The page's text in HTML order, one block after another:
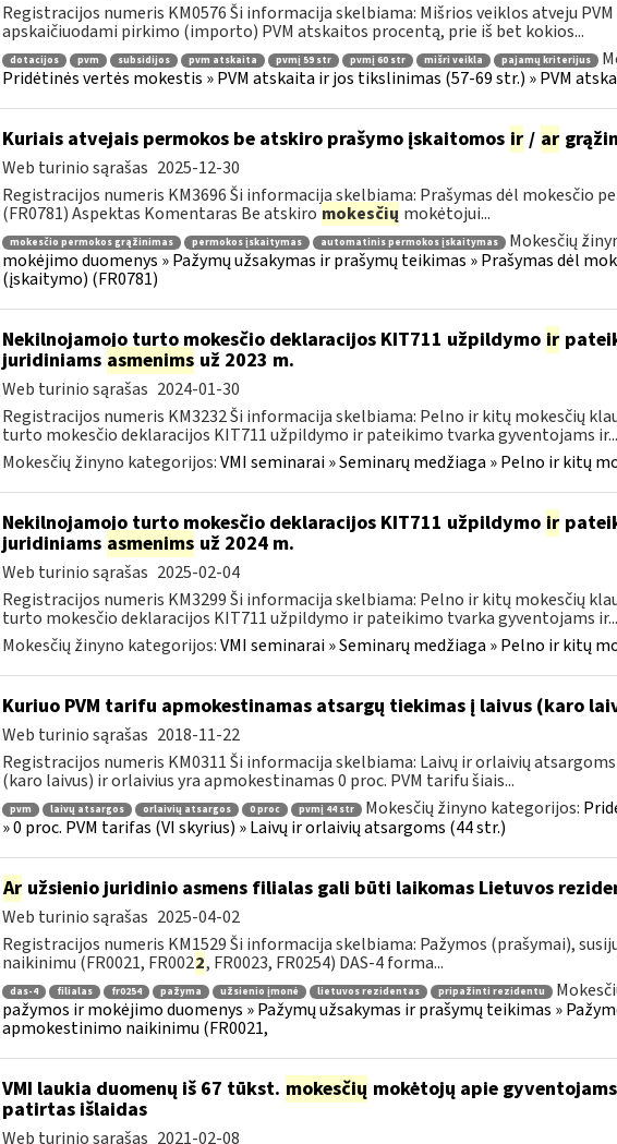
Registracijos numeris KM0576 Ši informacija skelbiama: Mišrios veiklos atveju
apskaičiuodami pirkimo (importo) PVM atskaitos procentą, prie iš bet kokios...
dotacijos pvm subsidijos pvm atskaita pvmį 59 str pvmį 60 str mišri veikla pajamų kriterijus
Pridėtinės vertės mokestis » PVM atskaita ir jos tikslinimas (57-69 str.) » PVM
Kuriais atvejais permokos be atskiro prašymo įskaitomos ir/ ar
Web turinio sąrašas 2025-12-30
Registracijos numeris KM3696 Ši informacija skelbiama: Prašymas dėl mokesčio
(FR0781) Aspektas Komentaras Be atskiro mokesčių mokėtojui...
mokesčio permokos grąžinimas permokos įskaitymas automatinis permokos įskaitymas Mokesčių
mokėjimo duomenys » Pažymų užsakymas ir prašymų teikimas » Prašymas dėl
(įskaitymo) (FR0781)
Nekilnojamojo turto mokesčio deklaracijos KIT711 užpildymo ir
juridiniams asmenims už 2023 m.
Web turinio sąrašas 2024-01-30
Registracijos numeris KM3232 Ši informacija skelbiama: Pelno ir kitų mokesčių
turto mokesčio deklaracijos KIT711 užpildymo ir pateikimo tvarka gyventojams ir...
Mokesčių žinyno kategorijos:VMI seminarai » Seminarų medžiaga » Pelno ir kitų
Nekilnojamojo turto mokesčio deklaracijos KIT711 užpildymo ir
juridiniams asmenims už 2024 m.
Web turinio sąrašas 2025-02-04
Registracijos numeris KM3299 Ši informacija skelbiama: Pelno ir kitų mokesčių
turto mokesčio deklaracijos KIT711 užpildymo ir pateikimo tvarka gyventojams ir...
Mokesčių žinyno kategorijos:VMI seminarai » Seminarų medžiaga » Pelno ir kitų
Kuriuo PVM tarifu apmokestinamas atsargų tiekimas į laivus (karo
Web turinio sąrašas 2018-11-22
Registracijos numeris KM0311 Ši informacija skelbiama: Laivų ir orlaivių
(karo laivus) ir orlaivius yra apmokestinamas 0 proc. PVM tarifu šiais...
pvm laivų atsargos orlaivių atsargos 0 proc pvmį 44 str Mokesčių žinyno kategorijos:
» 0 proc. PVM tarifas (VI skyrius) » Laivų ir orlaivių atsargoms (44 str.)
Aružsienio juridinio asmens filialas gali būti laikomas Lietuvos
Web turinio sąrašas 2025-04-02
Registracijos numeris KM1529 Ši informacija skelbiama: Pažymos (prašymai),
naikinimu (FR0021, FR0022, FR0023, FR0254) DAS-4 forma...
das-4 filialas fr0254 pažyma užsienio įmonė lietuvos rezidentas pripažinti rezidentu
pažymos ir mokėjimo duomenys » Pažymų užsakymas ir prašymų teikimas »
apmokestinimo naikinimu (FR0021,
VMI laukia duomenų iš 67 tūkst. mokesčių mokėtojų apie
patirtas išlaidas
Web turinio sąrašas 2021-02-08